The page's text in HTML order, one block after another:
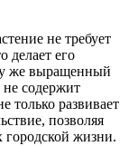
не требует
делает его
же выращенный
содержит
только развивает
позволяя
городской жизни.